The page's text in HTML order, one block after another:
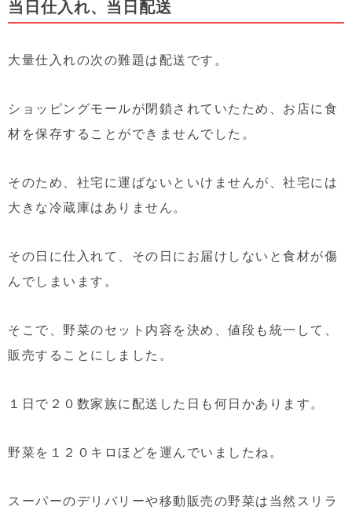
当日仕入れ、当日配送
大量仕入れの次の難題は配送です。
ショッピングモールが閉鎖されていたため、お店に食
材を保存することができませんでした。
そのため、社宅に運ばないといけませんが、社宅には
大きな冷蔵庫はありません。
その日に仕入れて、その日にお届けしないと食材が傷
んでしまいます。
そこで、野菜のセット内容を決め、値段も統一して、
販売することにしました。
１日で２０数家族に配送した日も何日かあります。
野菜を１２０キロほどを運んでいましたね。
スーパーのデリバリーや移動販売の野菜は当然スリラ